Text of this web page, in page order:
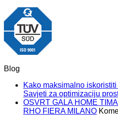
Blog
Kako maksimalno
Savjeti za optimizaciju
OSVRT GALA HOME
RHO FIERA MILANO